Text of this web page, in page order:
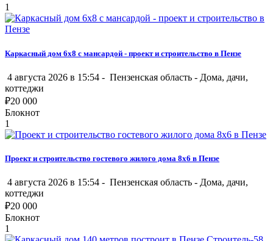
1
Каркасный дом 6х8 с мансардой - проект и строительство в Пензе
4 августа 2026 в 15:54 - Пензенская область - Дома, дачи,
коттеджи
₽20 000
Блокнот
1
Проект и строительство гостевого жилого дома 8х6 в Пензе
4 августа 2026 в 15:54 - Пензенская область - Дома, дачи,
коттеджи
₽20 000
Блокнот
1